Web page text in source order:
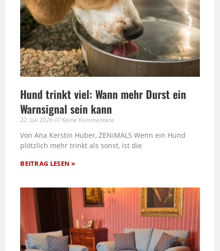
Hund trinkt viel: Wann mehr Durst ein
Warnsignal sein kann
22. Juli 2026 Keine Kommentare
Von Ana Kerstin Huber, ZENiMALS Wenn ein Hund
plötzlich mehr trinkt als sonst, ist die
BEITRAG LESEN »